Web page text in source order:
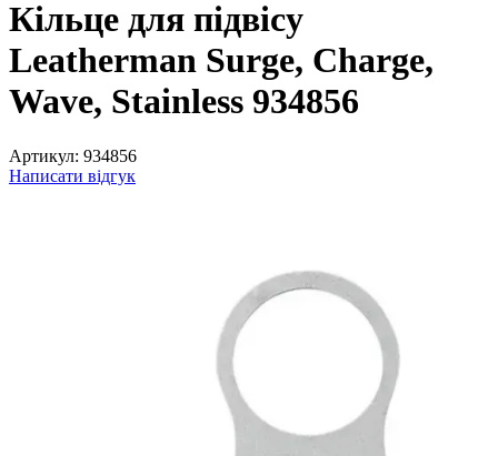
Кільце для підвісу
Leatherman Surge, Charge,
Wave, Stainless 934856
Артикул: 934856
Написати відгук